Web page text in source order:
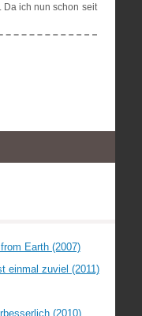
Da ich nun schon seit
Earth (2007)
einmal zuviel (2011)
(2010)